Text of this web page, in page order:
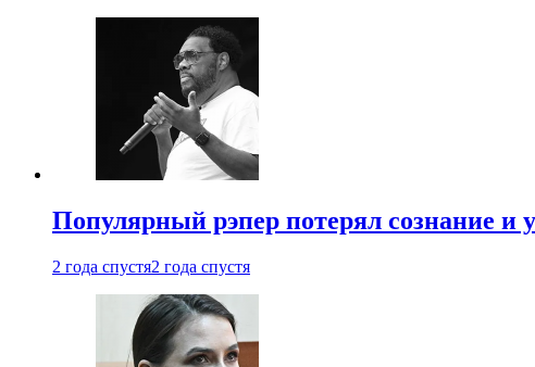
Популярный рэпер потерял сознание и
2 года спустя2 года спустя